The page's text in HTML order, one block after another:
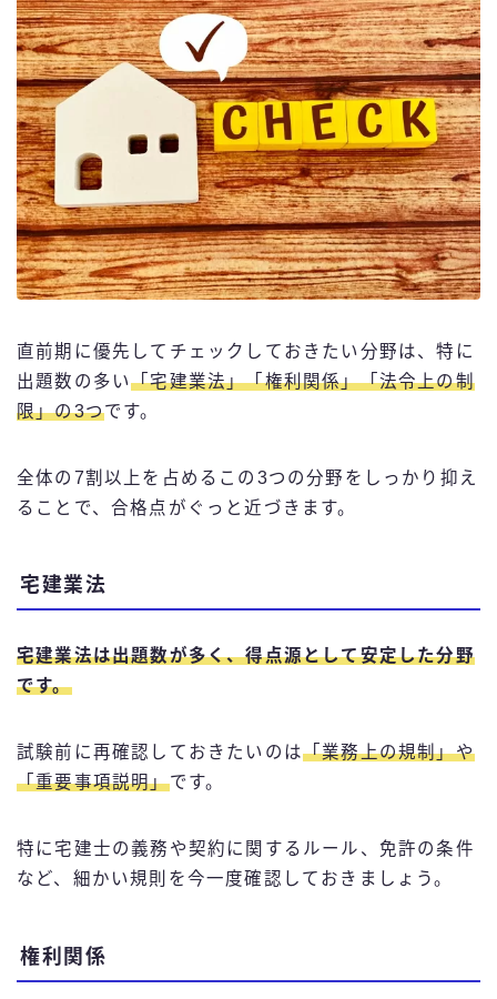
直前期に優先してチェックしておきたい分野は、特に
出題数の多い「宅建業法」「権利関係」「法令上の制
限」の3つです。
全体の7割以上を占めるこの3つの分野をしっかり抑え
ることで、合格点がぐっと近づきます。
宅建業法
宅建業法は出題数が多く、得点源として安定した分野
です。
試験前に再確認しておきたいのは「業務上の規制」や
「重要事項説明」です。
特に宅建士の義務や契約に関するルール、免許の条件
など、細かい規則を今一度確認しておきましょう。
権利関係